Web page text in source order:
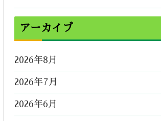
アーカイブ
2026年8月
2026年7月
2026年6月